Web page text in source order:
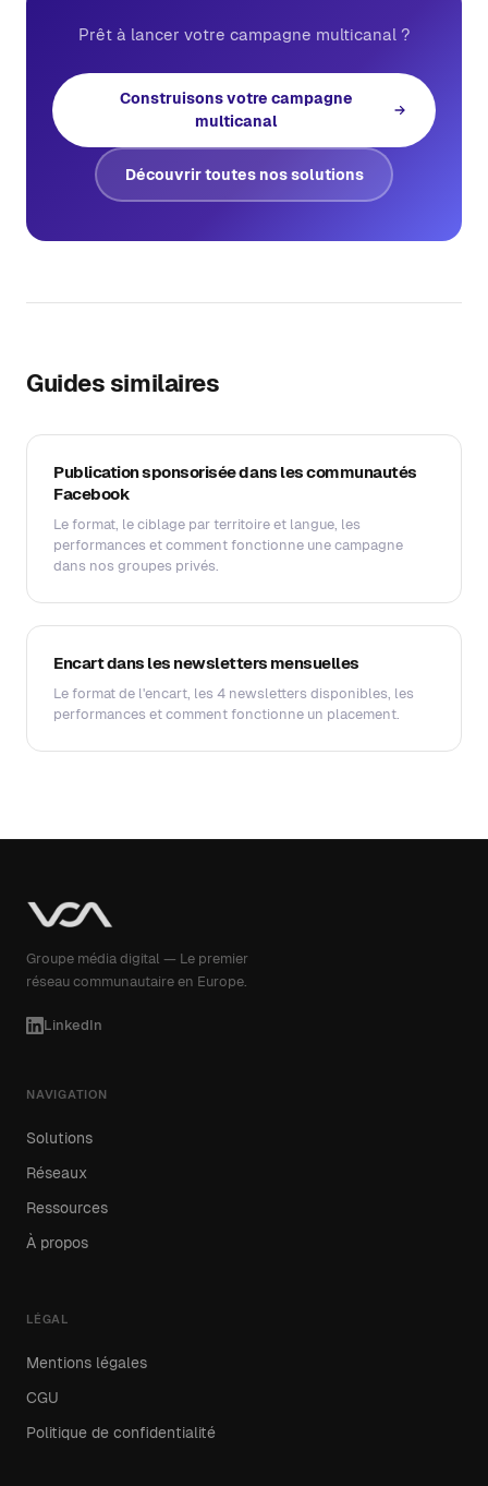
Prêt à lancer votre campagne multicanal ?
Construisons votre campagne
multicanal
Découvrir toutes nos solutions
Guides similaires
Publication sponsorisée dans les communautés
Facebook
Le format, le ciblage par territoire et langue, les
performances et comment fonctionne une campagne
dans nos groupes privés.
Encart dans les newsletters mensuelles
Le format de l'encart, les 4 newsletters disponibles, les
performances et comment fonctionne un placement.
Groupe média digital — Le premier
réseau communautaire en Europe.
LinkedIn
NAVIGATION
Solutions
Réseaux
Ressources
À propos
LÉGAL
Mentions légales
CGU
Politique de confidentialité